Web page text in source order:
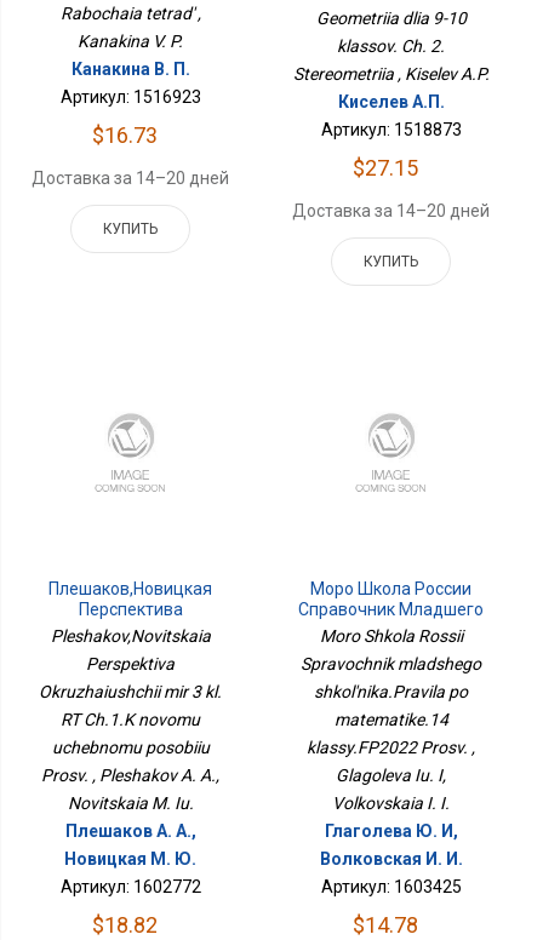
Rabochaia tetrad' ,
Kanakina V. P.
Канакина В. П.
Артикул: 1516923
$16.73
Доставка за 14–20 дней
КУПИТЬ
Стереометрия
Geometriia dlia 9-10
klassov. Ch. 2.
Stereometriia , Kiselev A.P.
Киселев А.П.
Артикул: 1518873
$27.15
Доставка за 14–20 дней
КУПИТЬ
Плешаков,Новицкая
Перспектива
Окружающий Мир 3 Кл.
РТ Ч.1.К Новому
Учебному Пособию
Просв.
Pleshakov,Novitskaia
Perspektiva
Okruzhaiushchii mir 3 kl.
RT Ch.1.K novomu
uchebnomu posobiiu
Prosv. , Pleshakov A. A.,
Novitskaia M. Iu.
Плешаков А. А.,
Новицкая М. Ю.
Артикул: 1602772
$18.82
Моро Школа России
Справочник Младшего
Школьника.Правила По
Классы.ФП2022 Просв.
Moro Shkola Rossii
Spravochnik mladshego
shkol'nika.Pravila po
matematike.14
klassy.FP2022 Prosv. ,
Glagoleva Iu. I,
Volkovskaia I. I.
Глаголева Ю. И,
Волковская И. И.
Артикул: 1603425
$14.78